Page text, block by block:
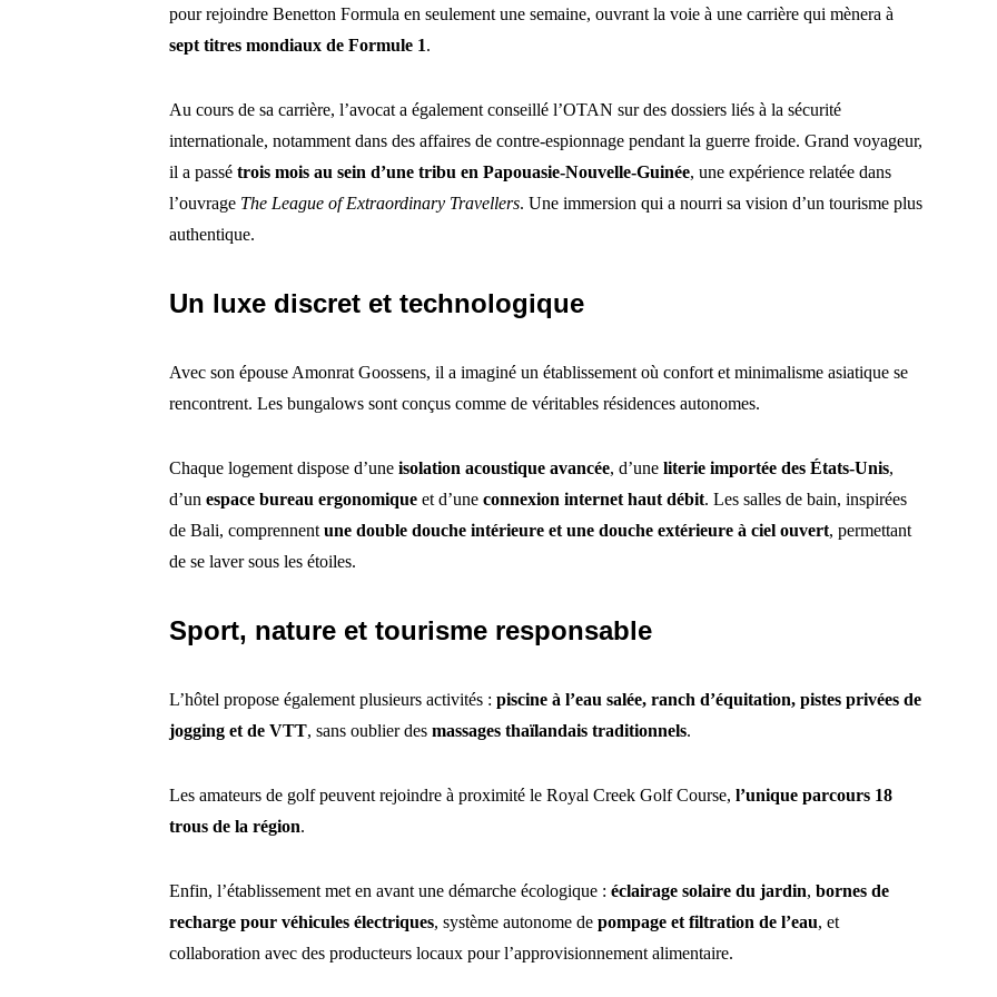
pour rejoindre Benetton Formula en seulement une semaine, ouvrant la voie à une carrière qui mènera à
sept titres mondiaux de Formule 1.
Au cours de sa carrière, l’avocat a également conseillé l’OTAN sur des dossiers liés à la sécurité
internationale, notamment dans des affaires de contre-espionnage pendant la guerre froide. Grand voyageur,
il a passé trois mois au sein d’une tribu en Papouasie-Nouvelle-Guinée, une expérience relatée dans
l’ouvrage The League of Extraordinary Travellers. Une immersion qui a nourri sa vision d’un tourisme plus
authentique.
Un luxe discret et technologique
Avec son épouse Amonrat Goossens, il a imaginé un établissement où confort et minimalisme asiatique se
rencontrent. Les bungalows sont conçus comme de véritables résidences autonomes.
Chaque logement dispose d’une isolation acoustique avancée, d’une literie importée des États-Unis,
d’un espace bureau ergonomique et d’une connexion internet haut débit. Les salles de bain, inspirées
de Bali, comprennent une double douche intérieure et une douche extérieure à ciel ouvert, permettant
de se laver sous les étoiles.
Sport, nature et tourisme responsable
L’hôtel propose également plusieurs activités : piscine à l’eau salée, ranch d’équitation, pistes privées de
jogging et de VTT, sans oublier des massages thaïlandais traditionnels.
Les amateurs de golf peuvent rejoindre à proximité le Royal Creek Golf Course, l’unique parcours 18
trous de la région.
Enfin, l’établissement met en avant une démarche écologique : éclairage solaire du jardin, bornes de
recharge pour véhicules électriques, système autonome de pompage et filtration de l’eau, et
collaboration avec des producteurs locaux pour l’approvisionnement alimentaire.